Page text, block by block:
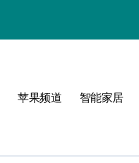
苹果频道 智能家居